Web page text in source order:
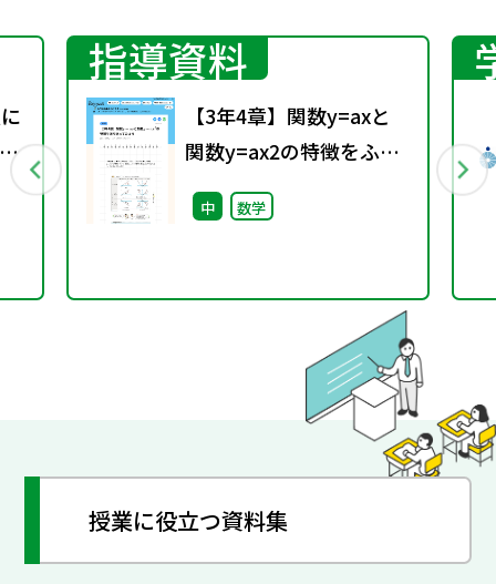
指導資料
【3年4章】関数y=axと
関数y=ax2の特徴をふり
返ってみよう
中 数学
授業に役立つ資料集